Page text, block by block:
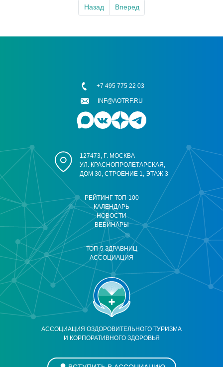
Назад Вперед
АССОЦИАЦИЯ ОЗДОРОВИТЕЛЬНОГО ТУРИЗМА
И КОРПОРАТИВНОГО ЗДОРОВЬЯ
РЕЙТИНГ ТОП-100
КАЛЕНДАРЬ
НОВОСТИ
ВЕБИНАРЫ
ТОП-5 ЗДРАВНИЦ
АССОЦИАЦИЯ
127473, Г. МОСКВА
УЛ. КРАСНОПРОЛЕТАРСКАЯ,
ДОМ 30, СТРОЕНИЕ 1, ЭТАЖ 3
+7 495 775 22 03
INF@AOTRF.RU